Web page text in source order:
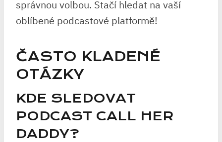
správnou volbou. Stačí hledat na vaší
oblíbené podcastové platformě!
ČASTO KLADENÉ
OTÁZKY
KDE SLEDOVAT
PODCAST CALL HER
DADDY?